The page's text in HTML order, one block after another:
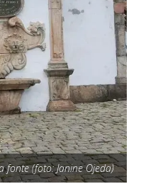
fonte (foto: Janine Ojeda)